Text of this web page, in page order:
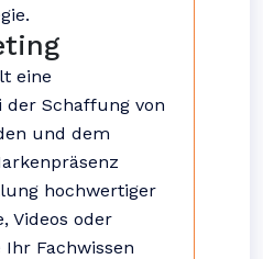
eine
der Schaffung von
und dem
hochwertiger
Videos oder
Fachwissen